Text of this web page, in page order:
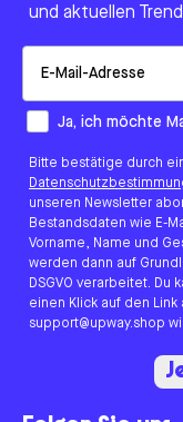
und aktuellen
How would you like
Ja, ich möchte
Bitte bestätige durch
unseren Newsletter
Bestandsdaten wie E-
Vorname, Name und
werden dann auf
DSGVO verarbeitet.
einen Klick auf den Link
support@upway.shop